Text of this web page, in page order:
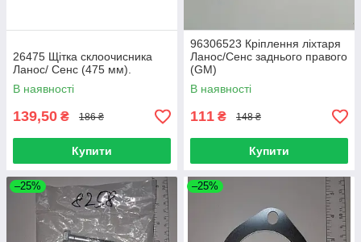
26475 Щітка склоочисника
Ланос/ Сенс (475 мм).
В наявності
139,50 ₴ 186 ₴
Купити
96306523 Кріплення ліхтаря
Ланос/Сенс заднього правого
(GM)
В наявності
111 ₴ 148 ₴
Купити
–25% –25%